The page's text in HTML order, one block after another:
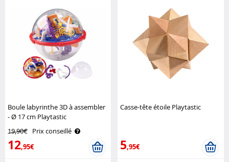
Boule labyrinthe 3D à assembler
- Ø 17 cm Playtastic
19,90€ Prix conseillé
12,95€
Casse-tête étoile Playtastic
5,95€